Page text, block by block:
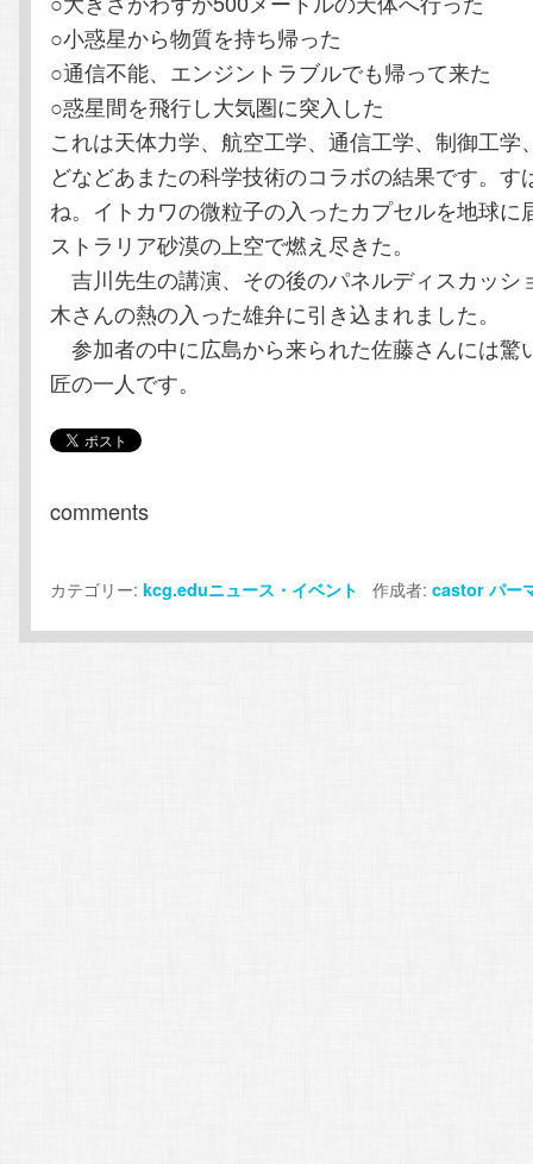
○小惑星から物質を持ち帰った
○通信不能、エンジントラブルでも帰って来た
○惑星間を飛行し大気圏に突入した
これは天体力学、航空工学、通信工学、制御工学
どなどあまたの科学技術のコラボの結果です。す
ね。イトカワの微粒子の入ったカプセルを地球に
ストラリア砂漠の上空で燃え尽きた。
吉川先生の講演、その後のパネルディスカッシ
木さんの熱の入った雄弁に引き込まれました。
参加者の中に広島から来られた佐藤さんには驚
匠の一人です。
comments
カテゴリー:kcg.eduニュース・イベント 作成者:castor パー